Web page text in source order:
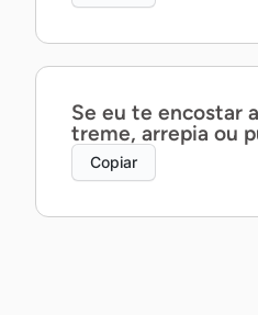
Se eu te encostar
treme, arrepia ou
Copiar